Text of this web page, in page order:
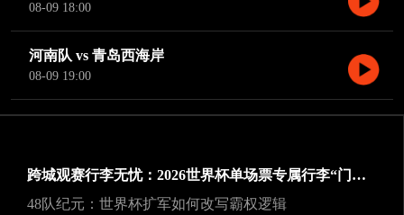
08-09 18:00
河南队 vs 青岛西海岸
08-09 19:00
跨城观赛行李无忧：2026世界杯单场票专属行李“门到门”跨城速达方案
48队纪元：世界杯扩军如何改写霸权逻辑